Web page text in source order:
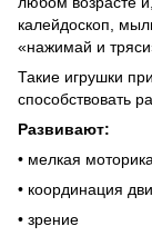
калейдоскоп,
«нажимай и
Такие игрушки
способствовать
Развивают:
• мелкая моторика
• координация
• зрение